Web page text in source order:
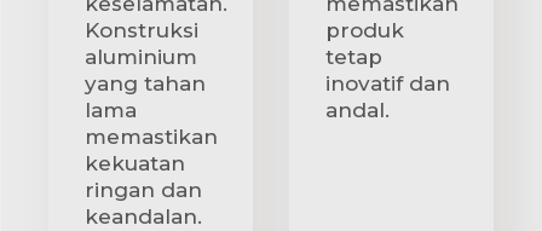
Konstruksi
aluminium
yang tahan
lama
memastikan
kekuatan
ringan dan
keandalan.
produk
tetap
inovatif dan
andal.